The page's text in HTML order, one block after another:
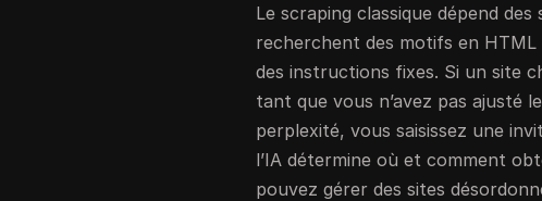
Le scraping classique dépend
recherchent des motifs en
des instructions fixes. Si un site
tant que vous n’avez pas ajusté
perplexité, vous saisissez une
l’IA détermine où et comment
pouvez gérer des sites